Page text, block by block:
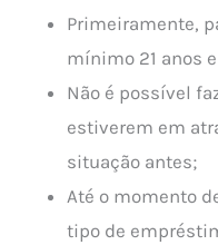
Primeiramente,
mínimo 21 anos
Não é possível
estiverem em
situação antes;
Até o momento
tipo de